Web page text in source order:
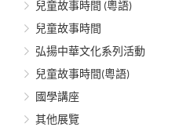
兒童故事時間 (粵語)
兒童故事時間
弘揚中華文化系列活動
兒童故事時間(粵語)
國學講座
其他展覽